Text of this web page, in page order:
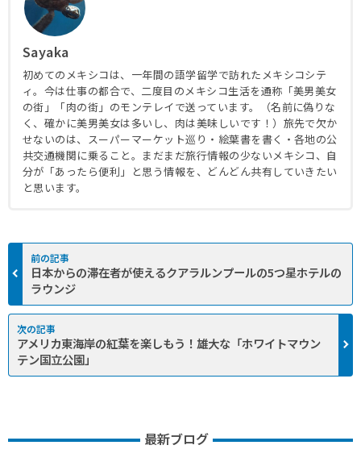
Sayaka
初めてのメキシコは、一年間の語学留学で訪れたメキシコシテ
ィ。今は仕事の都合で、二度目のメキシコ生活を通称「美男美女
の街」「肉の街」のモンテレイで送っています。（名前に偽りな
く、確かに美男美女は多いし、肉は美味しいです！）旅先で欠か
せないのは、スーパーマーケット巡り・絵葉書を書く・各地の公
共交通機関に乗ること。まだまだ旅行情報の少ないメキシコ、自
分が「あったら便利」と思う情報を、どんどん共有していきたい
と思います。
日本からの滞在者が使えるクアラルンプールの5つ星ホテルの
ラウンジ
アメリカ東海岸の紅葉を楽しもう！雄大な「ホワイトマウン
テン国立公園」
最新ブログ